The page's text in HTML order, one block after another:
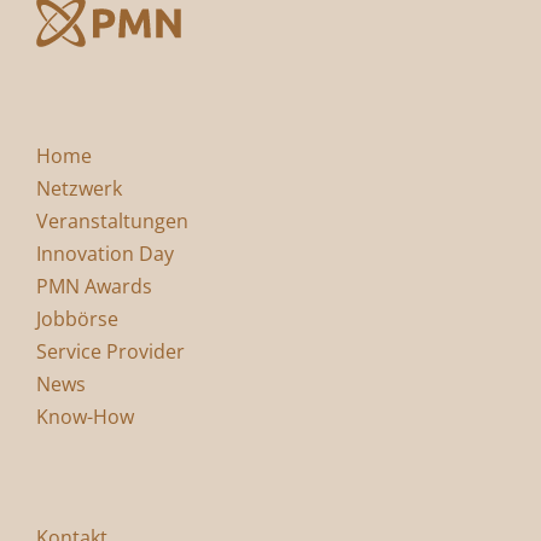
Home
Netzwerk
Veranstaltungen
Innovation Day
PMN Awards
Jobbörse
Service Provider
News
Know-How